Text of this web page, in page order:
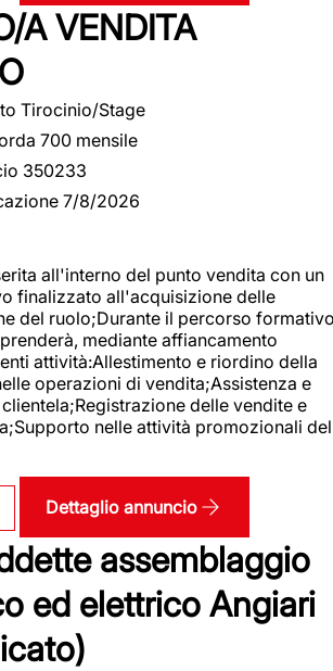
A VENDITA
Tirocinio/Stage
700 mensile
350233
7/8/2026
all'interno del punto vendita con un
finalizzato all'acquisizione delle
del ruolo;Durante il percorso
mediante affiancamento
attività:Allestimento e riordino della
operazioni di vendita;Assistenza e
delle vendite e
nelle attività promozionali del
Dettaglio annuncio
assemblaggio
ed elettrico Angiari